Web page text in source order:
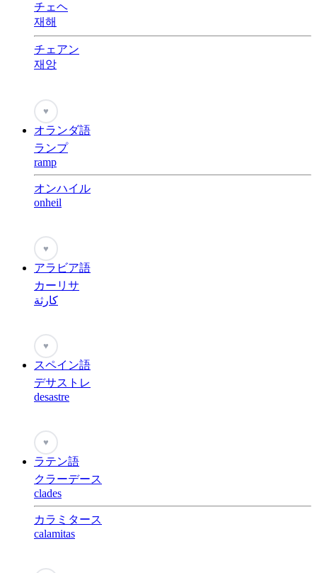
チェヘ
재해
チェアン
재앙
♥
オランダ語
ランプ
ramp
オンハイル
onheil
♥
アラビア語
カーリサ
كارثة
♥
スペイン語
デサストレ
desastre
♥
ラテン語
クラーデース
clades
カラミタース
calamitas